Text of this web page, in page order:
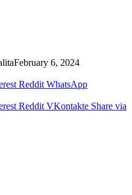
February 6, 2024
Reddit WhatsApp
Reddit VKontakte Share via